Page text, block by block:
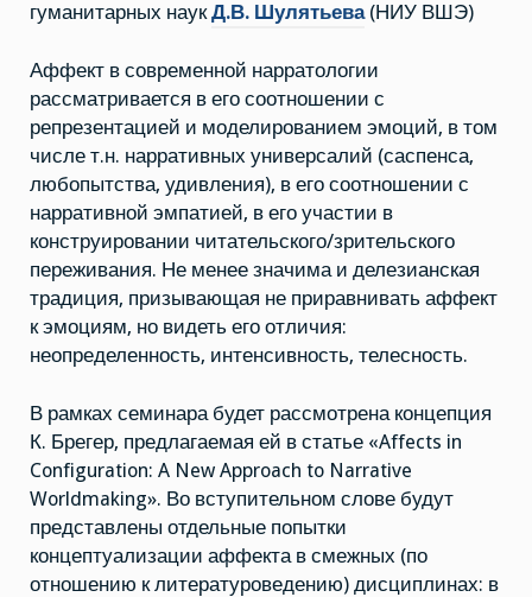
гуманитарных наукД.В. Шулятьева(НИУ ВШЭ)
Аффект в современной нарратологии
рассматривается в его соотношении с
репрезентацией и моделированием эмоций, в том
числе т.н. нарративных универсалий (саспенса,
любопытства, удивления), в его соотношении с
нарративной эмпатией, в его участии в
конструировании читательского/зрительского
переживания. Не менее значима и делезианская
традиция, призывающая не приравнивать аффект
к эмоциям, но видеть его отличия:
неопределенность, интенсивность, телесность.
В рамках семинара будет рассмотрена концепция
К. Брегер, предлагаемая ей в статье «Affects in
Configuration: A New Approach to Narrative
Worldmaking». Во вступительном слове будут
представлены отдельные попытки
концептуализации аффекта в смежных (по
отношению к литературоведению) дисциплинах: в